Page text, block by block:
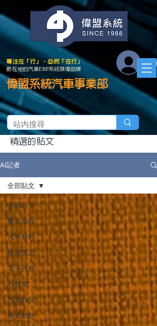
偉盟系統汽車事業部
專注在「行」．必然「在行」
最在地的汽車ERP系統領導品牌
會
精選的貼文
AI記者
全部貼文
廢車回收
汽車材料
政府資訊
電子商務
石材業
汽車科技
車業動態
全部貼文